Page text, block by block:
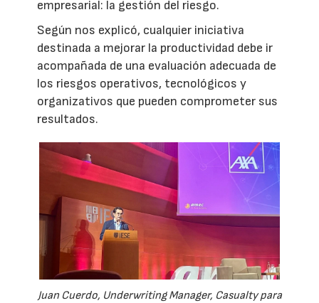
empresarial: la gestión del riesgo.
Según nos explicó, cualquier iniciativa
destinada a mejorar la productividad debe ir
acompañada de una evaluación adecuada de
los riesgos operativos, tecnológicos y
organizativos que pueden comprometer sus
resultados.
Juan Cuerdo, Underwriting Manager, Casualty para